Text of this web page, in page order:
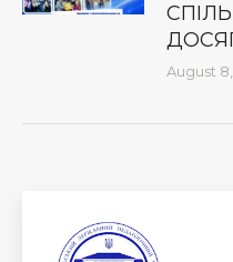
August